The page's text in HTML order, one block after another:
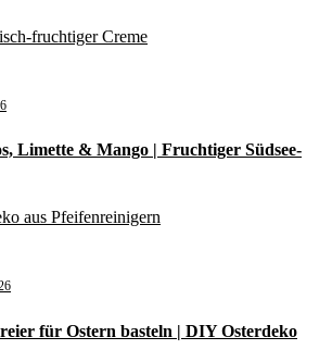
Limette & Mango | Fruchtiger Südsee-
für Ostern basteln | DIY Osterdeko